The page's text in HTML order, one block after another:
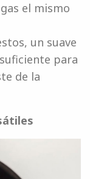
el mismo
un suave
para
de la